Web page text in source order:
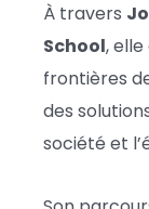
À travers
School,
frontières
des
société et